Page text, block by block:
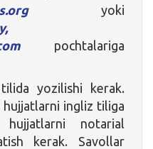
yoki
pochtalariga
yozilishi kerak.
ingliz tiliga
notarial
kerak. Savollar